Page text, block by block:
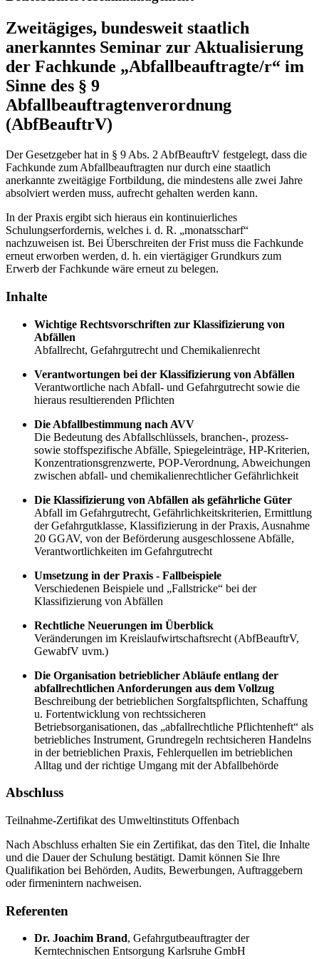
Zweitägiges, bundesweit staatlich
anerkanntes Seminar zur Aktualisierung
der Fachkunde „Abfallbeauftragte/r“ im
Sinne des § 9
Abfallbeauftragtenverordnung
(AbfBeauftrV)
Der Gesetzgeber hat in § 9 Abs. 2 AbfBeauftrV festgelegt, dass die
Fachkunde zum Abfallbeauftragten nur durch eine staatlich
anerkannte zweitägige Fortbildung, die mindestens alle zwei Jahre
absolviert werden muss, aufrecht gehalten werden kann.
In der Praxis ergibt sich hieraus ein kontinuierliches
Schulungserfordernis, welches i. d. R. „monatsscharf“
nachzuweisen ist. Bei Überschreiten der Frist muss die Fachkunde
erneut erworben werden, d. h. ein viertägiger Grundkurs zum
Erwerb der Fachkunde wäre erneut zu belegen.
Inhalte
Wichtige Rechtsvorschriften zur Klassifizierung von
Abfällen
Abfallrecht, Gefahrgutrecht und Chemikalienrecht
Verantwortungen bei der Klassifizierung von Abfällen
Verantwortliche nach Abfall- und Gefahrgutrecht sowie die
hieraus resultierenden Pflichten
Die Abfallbestimmung nach AVV
Die Bedeutung des Abfallschlüssels, branchen-, prozess-
sowie stoffspezifische Abfälle, Spiegeleinträge, HP-Kriterien,
Konzentrationsgrenzwerte, POP-Verordnung, Abweichungen
zwischen abfall- und chemikalienrechtlicher Gefährlichkeit
Die Klassifizierung von Abfällen als gefährliche Güter
Abfall im Gefahrgutrecht, Gefährlichkeitskriterien, Ermittlung
der Gefahrgutklasse, Klassifizierung in der Praxis, Ausnahme
20 GGAV, von der Beförderung ausgeschlossene Abfälle,
Verantwortlichkeiten im Gefahrgutrecht
Umsetzung in der Praxis - Fallbeispiele
Verschiedenen Beispiele und „Fallstricke“ bei der
Klassifizierung von Abfällen
Rechtliche Neuerungen im Überblick
Veränderungen im Kreislaufwirtschaftsrecht (AbfBeauftrV,
GewabfV uvm.)
Die Organisation betrieblicher Abläufe entlang der
abfallrechtlichen Anforderungen aus dem Vollzug
Beschreibung der betrieblichen Sorgfaltspflichten, Schaffung
u. Fortentwicklung von rechtssicheren
Betriebsorganisationen, das „abfallrechtliche Pflichtenheft“ als
betriebliches Instrument, Grundregeln rechtsicheren Handelns
in der betrieblichen Praxis, Fehlerquellen im betrieblichen
Alltag und der richtige Umgang mit der Abfallbehörde
Abschluss
Teilnahme-Zertifikat des Umweltinstituts Offenbach
Nach Abschluss erhalten Sie ein Zertifikat, das den Titel, die Inhalte
und die Dauer der Schulung bestätigt. Damit können Sie Ihre
Qualifikation bei Behörden, Audits, Bewerbungen, Auftraggebern
oder firmenintern nachweisen.
Referenten
Dr. Joachim Brand, Gefahrgutbeauftragter der
Kerntechnischen Entsorgung Karlsruhe GmbH